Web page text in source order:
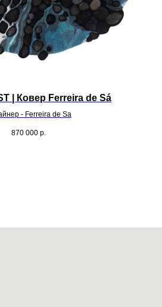
| Ковер Ferreira de Sá
- Ferreira de Sa
870 000 р.